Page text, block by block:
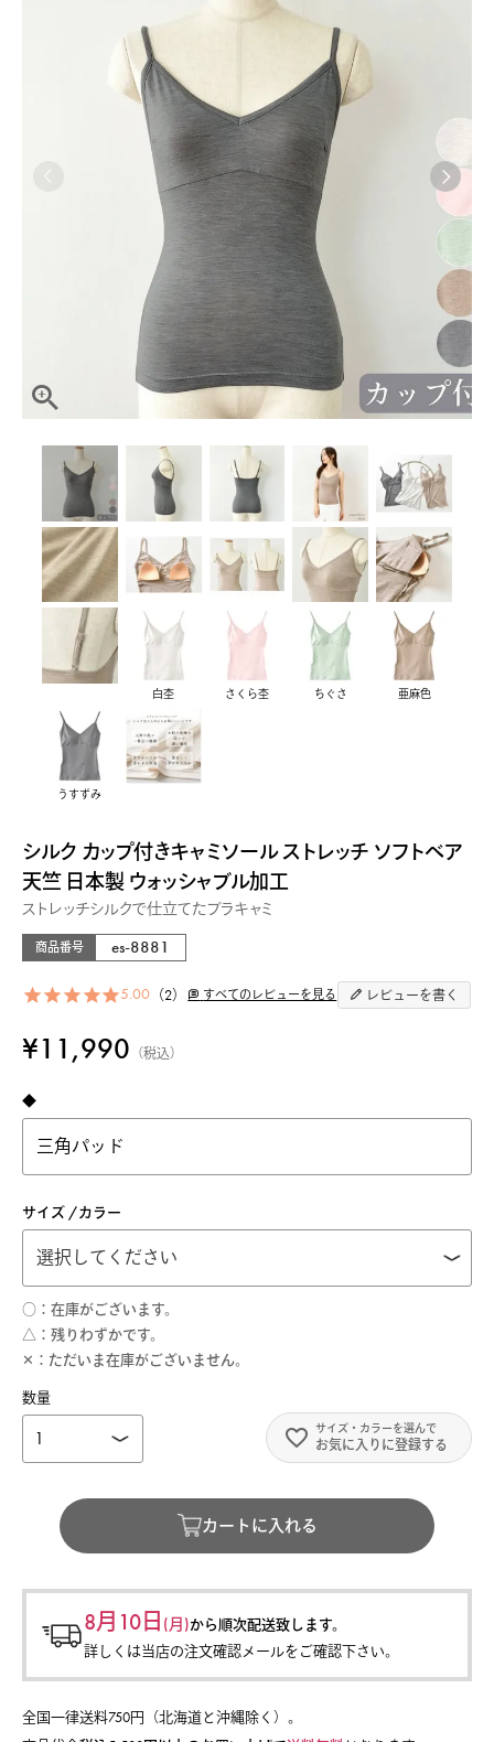
白杢 さくら杢 ちぐさ 亜麻色
うすずみ
ストレッチシルクで仕立てたブラキャミ
シルク カップ付きキャミソール ストレッチ ソフトベア
天竺 日本製 ウォッシャブル加工
商品番号 es-8881
5.00 2 すべてのレビューを見る レビューを書く
¥11,990 税込
◆
サイズ カラー
○
在庫がございます。
△
残りわずかです。
✕
ただいま在庫がございません。
お気に入りに登録する
カートに入れる
8月10日 (月)から順次配送致します。
詳しくは当店の注文確認メールをご確認下さい。
全国一律送料750円（北海道と沖縄除く）。